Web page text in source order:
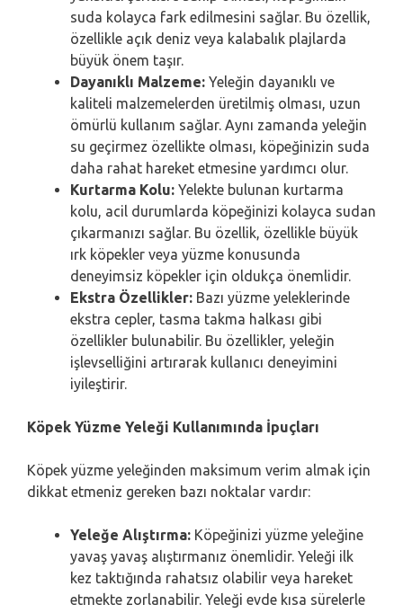
suda kolayca fark edilmesini sağlar. Bu özellik,
özellikle açık deniz veya kalabalık plajlarda
büyük önem taşır.
Dayanıklı Malzeme: Yeleğin dayanıklı ve
kaliteli malzemelerden üretilmiş olması, uzun
ömürlü kullanım sağlar. Aynı zamanda yeleğin
su geçirmez özellikte olması, köpeğinizin suda
daha rahat hareket etmesine yardımcı olur.
Kurtarma Kolu: Yelekte bulunan kurtarma
kolu, acil durumlarda köpeğinizi kolayca sudan
çıkarmanızı sağlar. Bu özellik, özellikle büyük
ırk köpekler veya yüzme konusunda
deneyimsiz köpekler için oldukça önemlidir.
Ekstra Özellikler: Bazı yüzme yeleklerinde
ekstra cepler, tasma takma halkası gibi
özellikler bulunabilir. Bu özellikler, yeleğin
işlevselliğini artırarak kullanıcı deneyimini
iyileştirir.
Köpek Yüzme Yeleği Kullanımında İpuçları
Köpek yüzme yeleğinden maksimum verim almak için
dikkat etmeniz gereken bazı noktalar vardır:
Yeleğe Alıştırma: Köpeğinizi yüzme yeleğine
yavaş yavaş alıştırmanız önemlidir. Yeleği ilk
kez taktığında rahatsız olabilir veya hareket
etmekte zorlanabilir. Yeleği evde kısa sürelerle